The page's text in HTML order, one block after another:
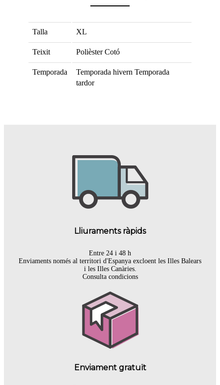
Talla XL
Teixit PolièsterCotó
Temporada Temporada hivern Temporada
tardor
Lliuraments ràpids
Entre 24 i 48 h
Enviaments només al territori d'Espanya excloent les Illes Balears
i les Illes Canàries.
Consulta condicions
Enviament gratuït